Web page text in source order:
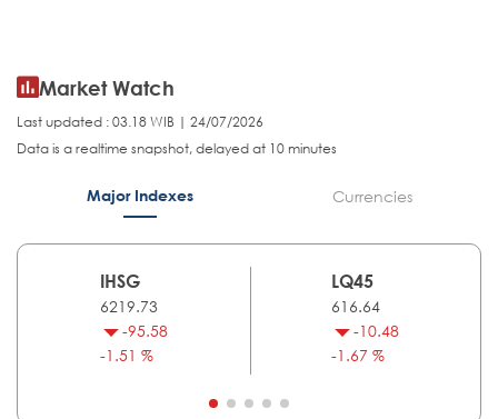
Market Watch
Last updated : 03.18 WIB | 24/07/2026
Data is a realtime snapshot, delayed at 10 minutes
Major Indexes Currencies
IHSG
6219.73
-95.58
-1.51 %
LQ45
616.64
-10.48
-1.67 %